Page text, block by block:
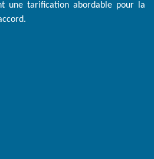
une tarification abordable pour la